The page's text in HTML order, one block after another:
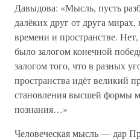
Давыдова: «Мысль, пусть
далёких друг от друга мирах,
времени и пространстве.
было залогом конечной
залогом того, что в разных
пространства идёт великий
становления высшей формы
познания…»
Человеческая мысль — дар